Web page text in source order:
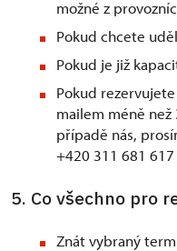
možné z
Pokud chcete
Pokud je již
Pokud rezervujete
mailem méně
případě nás,
+420 311 681
5. Co všechno pro
Znát vybraný